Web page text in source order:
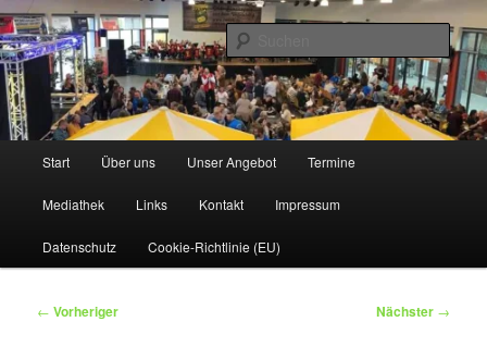
Zum
primären
Inhalt
springen1. Original Wallenröder Dicke Backe
Kapell'
www.owdbk.de
Start Über uns Unser Angebot Termine
Mediathek Links Kontakt Impressum
Datenschutz Cookie-Richtlinie (EU)
Beitragsnavigation
← Vorheriger Nächster →